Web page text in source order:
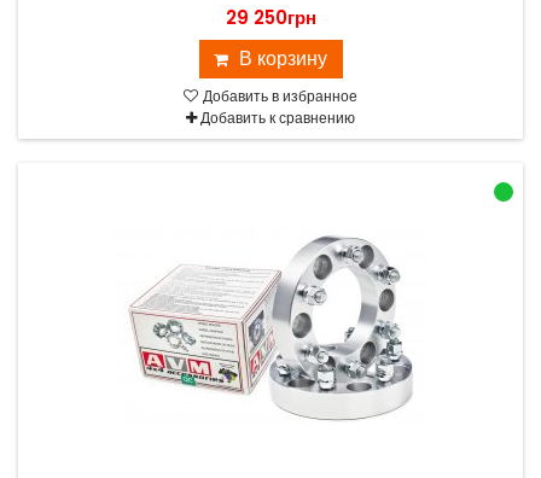
29 250грн
В корзину
Добавить в избранное
Добавить к сравнению